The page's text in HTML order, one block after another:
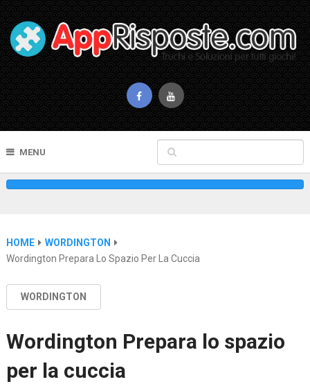
MENU
HOME
WORDINGTON
Wordington Prepara Lo Spazio Per La Cuccia
WORDINGTON
Wordington Prepara lo spazio
per la cuccia